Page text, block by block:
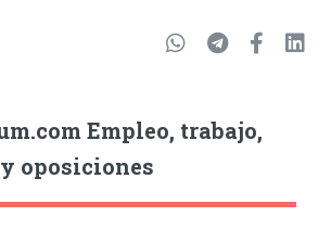
Empleo, trabajo,
oposiciones